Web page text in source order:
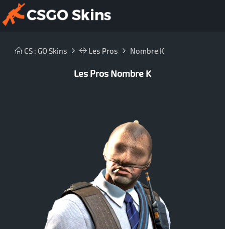
CS : GO Skins Les Pros Nombre K
Les Pros Nombre K